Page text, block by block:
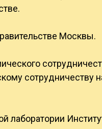
Москвы.
сотрудничеству
лаборатории